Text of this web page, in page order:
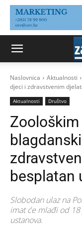
Naslovnica Aktualnosti
djeci i zdravstvenim
Aktualnosti Društvo
besplatan
Slobodan ulaz na
imat će mlađi od
ustanova.